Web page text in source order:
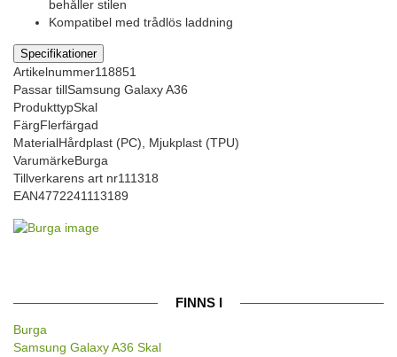
behåller stilen
Kompatibel med trådlös laddning
Specifikationer
Artikelnummer118851
Passar tillSamsung Galaxy A36
ProdukttypSkal
FärgFlerfärgad
MaterialHårdplast (PC), Mjukplast (TPU)
VarumärkeBurga
Tillverkarens art nr111318
EAN4772241113189
FINNS I
Burga
Samsung Galaxy A36 Skal